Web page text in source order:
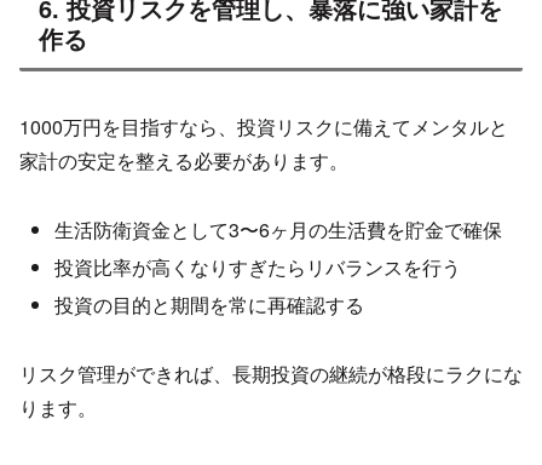
6. 投資リスクを管理し、暴落に強い家計を
作る
1000万円を目指すなら、投資リスクに備えてメンタルと
家計の安定を整える必要があります。
生活防衛資金として3〜6ヶ月の生活費を貯金で確保
投資比率が高くなりすぎたらリバランスを行う
投資の目的と期間を常に再確認する
リスク管理ができれば、長期投資の継続が格段にラクにな
ります。